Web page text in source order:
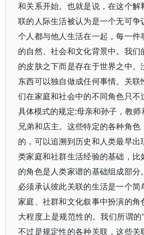
和关系开始。也就是说，在这个解
联的人际生活被认为是一个无可争
个人都与他人生活在一起，每一件
的自然、社会和文化背景中。我们
的皮肤之下而是存在于世界之中。
东西可以独自做成任何事情。关联
们在家庭和社会中的不同角色只不
具体模式的规定:母亲和孙子，教
兄弟和店主。这些特定的各种角色
的，可以追溯到历史和人类最早出
类家庭和社群生活经验的基础，比
的角色是人类家谱的基础组成部分
必须承认彼此关联的生活是一个简
家庭、社群和文化叙事中扮演的角
大程度上是规范性的。我们所谓的
不过是规定性的各种关联，这些关